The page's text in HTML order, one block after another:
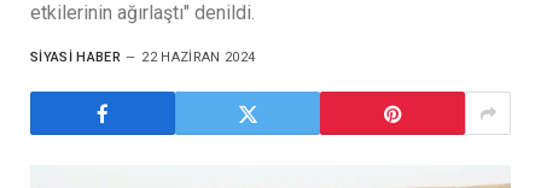
etkilerinin ağırlaştı" denildi.
SIYASI HABER 22 HAZIRAN 2024